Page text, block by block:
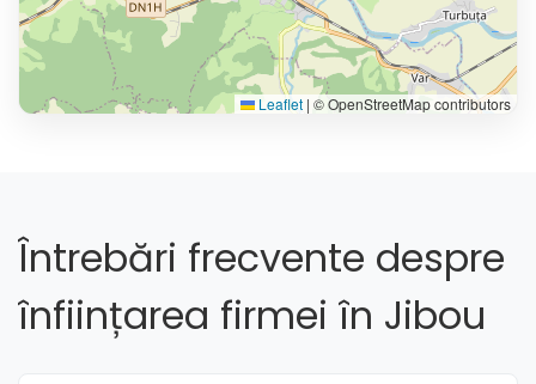
Leaflet | © OpenStreetMap contributors
Întrebări frecvente despre
înființarea firmei în Jibou